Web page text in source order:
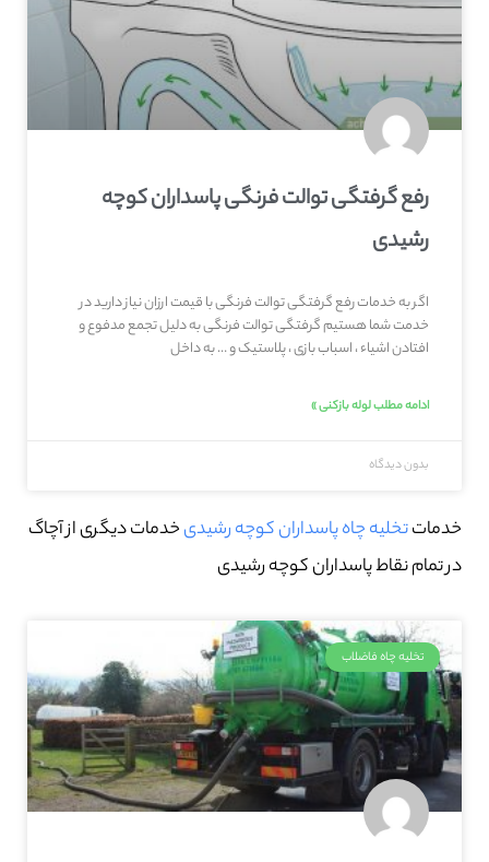
رفع گرفتگی توالت فرنگی پاسداران کوچه
رشیدی
اگر به خدمات رفع گرفتگی توالت فرنگی با قیمت ارزان نیاز دارید در
خدمت شما هستیم گرفتگی توالت فرنگی به دلیل تجمع مدفوع و
افتادن اشیاء ، اسباب بازی ، پلاستیک و … به داخل
ادامه مطلب لوله بازکنی »
بدون دیدگاه
خدماتتخلیه چاه پاسداران کوچه رشیدیخدمات دیگری از آچاگ
در تمام نقاط پاسداران کوچه رشیدی
تخلیه چاه فاضلاب